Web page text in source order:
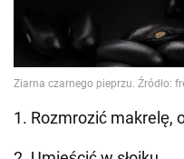
1. Rozmrozić makrelę,